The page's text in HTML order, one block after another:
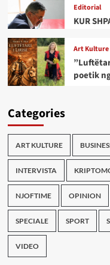
Editorial
KUR
Art Kulture
poetik
Categories
ART KULTURE
INTERVISTA
NJOFTIME OPINION
SPECIALE SPORT
VIDEO